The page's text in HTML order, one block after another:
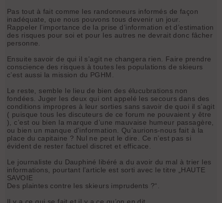
Pas tout à fait comme les randonneurs informés de façon
inadéquate, que nous pouvons tous devenir un jour.
Rappeler l’importance de la prise d’information et d’estimation
des risques pour soi et pour les autres ne devrait donc fâcher
personne.
Ensuite savoir de qui il s’agit ne changera rien. Faire prendre
conscience des risques à toutes les populations de skieurs
c’est aussi la mission du PGHM.
Le reste, semble le lieu de bien des élucubrations non
fondées. Juger les deux qui ont appelé les secours dans des
conditions impropres à leur sorties sans savoir de quoi il s’agit
( puisque tous les discuteurs de ce forum ne pouvaient y être
), c’est ou bien la marque d’une mauvaise humeur passagère,
ou bien un manque d'information. Qu’aurions-nous fait à la
place du capitaine ? Nul ne peut le dire. Ce n’est pas si
évident de rester factuel discret et efficace.
Le journaliste du Dauphiné libéré a du avoir du mal à trier les
informations, pourtant l’article est sorti avec le titre „HAUTE
SAVOIE
Des plaintes contre les skieurs imprudents ?“.
Il y a ce qui se fait et il y a ce qu’on en dit.